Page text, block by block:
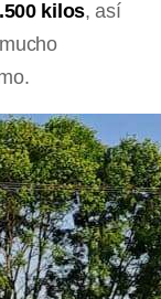
kilos, así